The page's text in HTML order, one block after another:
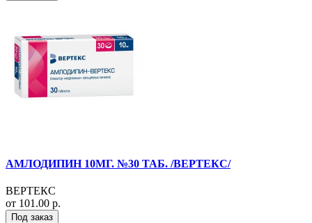
АМЛОДИПИН 10МГ. №30 ТАБ. /ВЕРТЕКС/
ВЕРТЕКС
от 101.00 р.
Под заказ